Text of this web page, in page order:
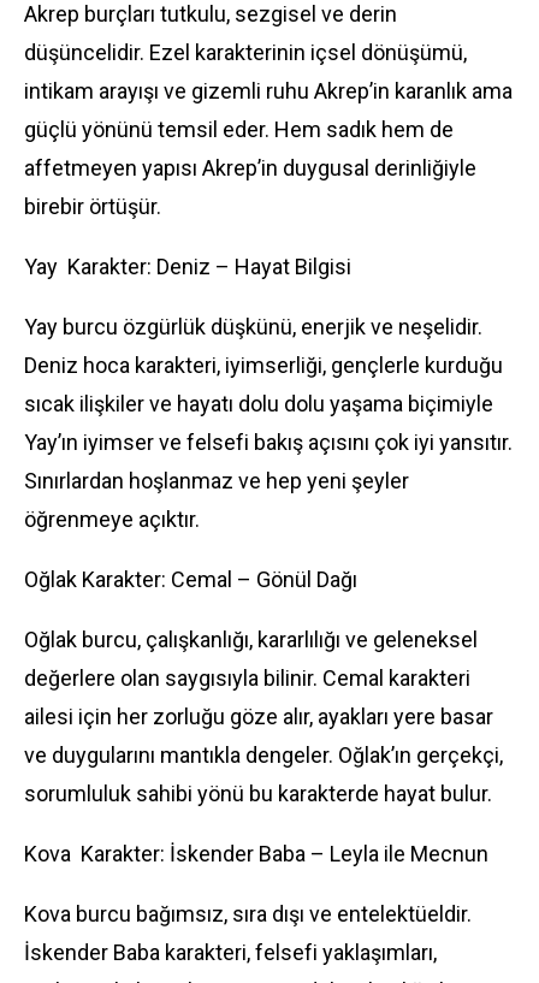
Akrep burçları tutkulu, sezgisel ve derin
düşüncelidir. Ezel karakterinin içsel dönüşümü,
intikam arayışı ve gizemli ruhu Akrep’in karanlık ama
güçlü yönünü temsil eder. Hem sadık hem de
affetmeyen yapısı Akrep’in duygusal derinliğiyle
birebir örtüşür.
Yay Karakter: Deniz – Hayat Bilgisi
Yay burcu özgürlük düşkünü, enerjik ve neşelidir.
Deniz hoca karakteri, iyimserliği, gençlerle kurduğu
sıcak ilişkiler ve hayatı dolu dolu yaşama biçimiyle
Yay’ın iyimser ve felsefi bakış açısını çok iyi yansıtır.
Sınırlardan hoşlanmaz ve hep yeni şeyler
öğrenmeye açıktır.
Oğlak Karakter: Cemal – Gönül Dağı
Oğlak burcu, çalışkanlığı, kararlılığı ve geleneksel
değerlere olan saygısıyla bilinir. Cemal karakteri
ailesi için her zorluğu göze alır, ayakları yere basar
ve duygularını mantıkla dengeler. Oğlak’ın gerçekçi,
sorumluluk sahibi yönü bu karakterde hayat bulur.
Kova Karakter: İskender Baba – Leyla ile Mecnun
Kova burcu bağımsız, sıra dışı ve entelektüeldir.
İskender Baba karakteri, felsefi yaklaşımları,